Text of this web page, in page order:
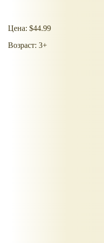
Цена: $44.99
Возраст: 3+